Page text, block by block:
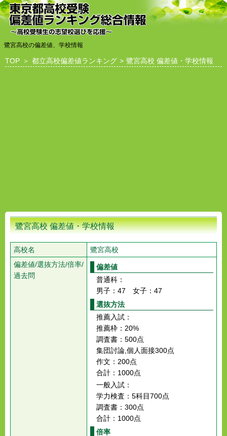
鷺宮高校の偏差値、学校情報
TOP ＞ 都立高校偏差値ランキング > 鷺宮高校 偏差値・学校情報
鷺宮高校 偏差値・学校情報
高校名
鷺宮高校
偏差値/選抜方法/倍率/
過去問
偏差値
普通科：
男子：47 女子：47
選抜方法
推薦入試：
推薦枠：20%
調査書：500点
集団討論,個人面接300点
作文：200点
合計：1000点
一般入試：
学力検査：5科目700点
調査書：300点
合計：1000点
倍率